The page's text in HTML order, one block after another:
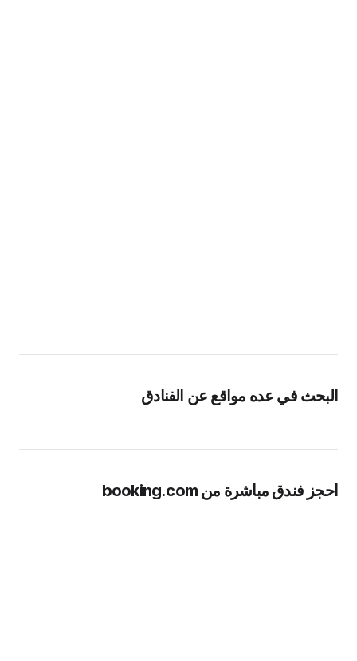
البحث في عده مواقع عن الفنادق
احجز فندق مباشرة من booking.com